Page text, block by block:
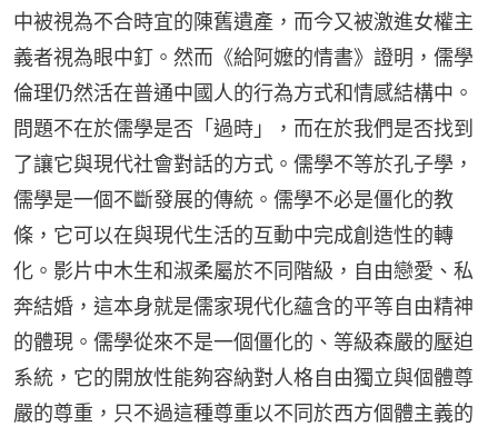
中被視為不合時宜的陳舊遺產，而今又被激進女權主
義者視為眼中釘。然而《給阿嬤的情書》證明，儒學
倫理仍然活在普通中國人的行為方式和情感結構中。
問題不在於儒學是否「過時」，而在於我們是否找到
了讓它與現代社會對話的方式。儒學不等於孔子學，
儒學是一個不斷發展的傳統。儒學不必是僵化的教
條，它可以在與現代生活的互動中完成創造性的轉
化。影片中木生和淑柔屬於不同階級，自由戀愛、私
奔結婚，這本身就是儒家現代化蘊含的平等自由精神
的體現。儒學從來不是一個僵化的、等級森嚴的壓迫
系統，它的開放性能夠容納對人格自由獨立與個體尊
嚴的尊重，只不過這種尊重以不同於西方個體主義的